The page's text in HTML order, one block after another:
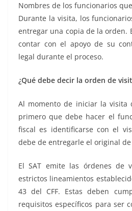
Nombres de los funcionarios
Durante la visita, los
entregar una copia de la orden.
contar con el apoyo de su
legal durante el proceso.
¿Qué debe decir la orden de
Al momento de iniciar la visita
primero que debe hacer el
fiscal es identificarse con el
debe de entregarle el original
El SAT emite las órdenes de
estrictos lineamientos
43 del CFF. Estas deben
requisitos específicos para ser